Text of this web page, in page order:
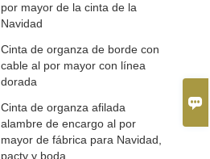

por mayor de la cinta de la
Navidad
Cinta de organza de borde con
cable al por mayor con línea
dorada
Cinta de organza afilada
alambre de encargo al por
mayor de fábrica para Navidad,
pacty y boda